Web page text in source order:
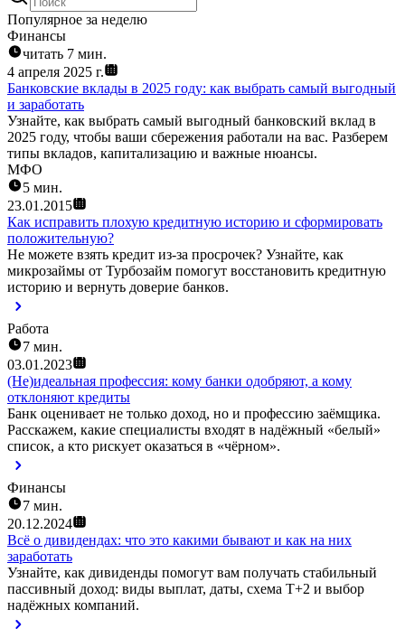
Популярное за неделю
Финансы
читать 7 мин.
4 апреля 2025 г.
Банковские вклады в 2025 году: как выбрать самый выгодный
и заработать
Узнайте, как выбрать самый выгодный банковский вклад в
2025 году, чтобы ваши сбережения работали на вас. Разберем
типы вкладов, капитализацию и важные нюансы.
МФО
5 мин.
23.01.2015
Как исправить плохую кредитную историю и сформировать
положительную?
Не можете взять кредит из-за просрочек? Узнайте, как
микрозаймы от Турбозайм помогут восстановить кредитную
историю и вернуть доверие банков.
Работа
7 мин.
03.01.2023
(Не)идеальная профессия: кому банки одобряют, а кому
отклоняют кредиты
Банк оценивает не только доход, но и профессию заёмщика.
Расскажем, какие специалисты входят в надёжный «белый»
список, а кто рискует оказаться в «чёрном».
Финансы
7 мин.
20.12.2024
Всё о дивидендах: что это какими бывают и как на них
заработать
Узнайте, как дивиденды помогут вам получать стабильный
пассивный доход: виды выплат, даты, схема Т+2 и выбор
надёжных компаний.